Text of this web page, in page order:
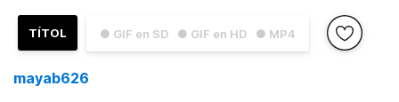
● GIF en SD ● GIF en HD ● MP4
TÍTOL
mayab626